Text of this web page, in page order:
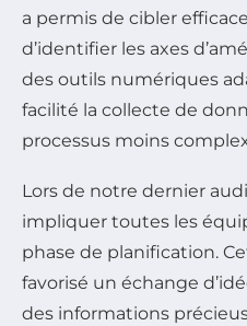
a permis de cibler
d’identifier les axes
des outils numériques
facilité la collecte de
processus moins
Lors de notre dernier
impliquer toutes les
phase de planification.
favorisé un échange
des informations